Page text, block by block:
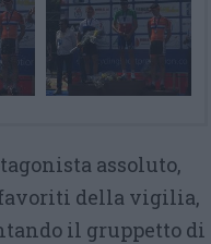
assoluto,
della vigilia,
il gruppetto di